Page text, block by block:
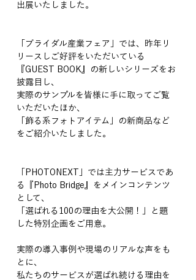
出展いたしました。
「ブライダル産業フェア」では、昨年リ
リースしご好評をいただいている
『GUEST BOOK』の新しいシリーズをお
披露目し、
実際のサンプルを皆様に手に取ってご覧
いただいたほか、
「飾る系フォトアイテム」の新商品など
をご紹介いたしました。
「PHOTONEXT」では主力サービスであ
る『Photo Bridge』をメインコンテンツ
として、
「選ばれる100の理由を大公開！」と題
した特別企画をご用意。
実際の導入事例や現場のリアルな声をも
とに、
私たちのサービスが選ばれ続ける理由を